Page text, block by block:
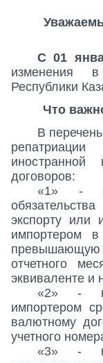
С 01
изменения в
Республики
Что
В
иностранной
договоров:
«1» -
экспорту или
импортером
превышающую
отчетного
эквиваленте и
«2» -
импортером
валютному
учетного
«3» -